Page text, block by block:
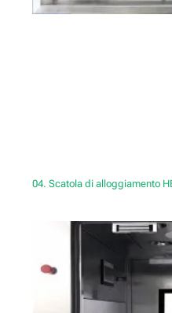
04. Scatola di alloggiamento